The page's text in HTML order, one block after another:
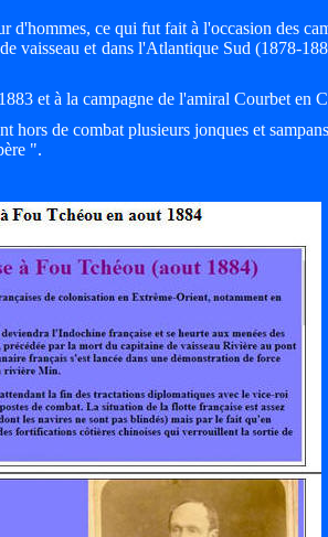
ce qui fut fait à l'occasion des
vaisseau et dans l'Atlantique Sud (1878-
et à la campagne de l'amiral Courbet en
hors de combat plusieurs jonques et
".